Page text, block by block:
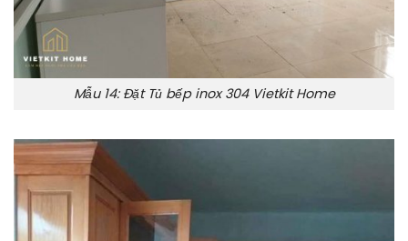
Mẫu 14: Đặt Tủ bếp inox 304 Vietkit Home